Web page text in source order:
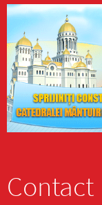
Contact